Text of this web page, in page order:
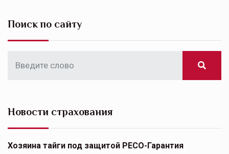
Поиск по сайту
Новости страхования
Хозяина тайги под защитой РЕСО-Гарантия